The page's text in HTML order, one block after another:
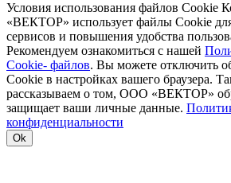
Условия использования файлов
«ВЕКТОР» использует файлы Cookie
сервисов и повышения удобства
Рекомендуем ознакомиться с нашей
Cookie- файлов. Вы можете отключить
Cookie в настройках вашего браузера.
рассказываем о том, ООО «ВЕКТОР»
защищает ваши личные данные.
конфиденциальности
Ok